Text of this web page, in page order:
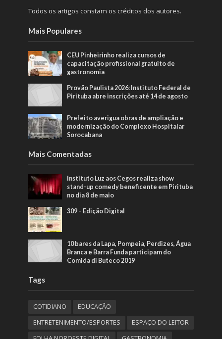
Todos os artigos constam os créditos dos autores.
Mais Populares
CEU Pinheirinho realiza cursos de
capacitação profissional gratuito de
gastronomia
Provão Paulista 2026: Instituto Federal de
Pirituba abre inscrições até 14 de agosto
Prefeito averigua obras de ampliação e
modernização do Complexo Hospitalar
Sorocabana
Mais Comentadas
Instituto Luz aos Cegos realiza show
stand-up comedy beneficente em Pirituba
no dia 8 de maio
309 – Edição Digital
10 bares da Lapa, Pompeia, Perdizes, Água
Branca e Barra Funda participam do
Comida di Buteco 2019
Tags
COTIDIANO
EDUCAÇÃO
ENTRETENIMENTO/ESPORTES
ESPAÇO DO LEITOR